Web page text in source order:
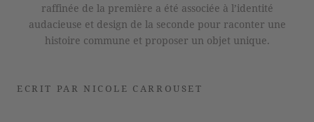
raffinée de la première a été associée à l’identité
audacieuse et design de la seconde pour raconter une
histoire commune et proposer un objet unique.
ECRIT PAR NICOLE CARROUSET